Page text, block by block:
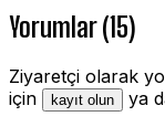
Yorumlar (15)
Ziyaretçi olarak
için
kayıt olun ya